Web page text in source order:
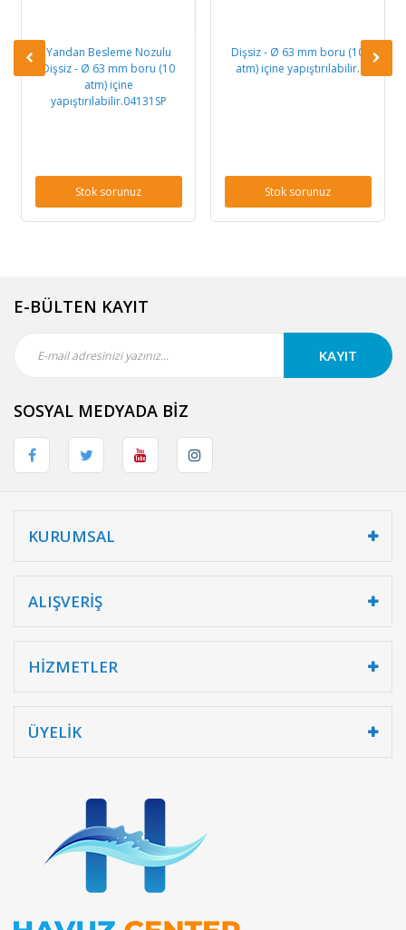
Yandan Besleme Nozulu
Dişsiz - Ø 63 mm boru (10
atm) içine
yapıştırılabilir.04131SP
Stok sorunuz
Dişsiz - Ø 63 mm boru (10
atm) içine yapıştırılabilir.
Stok sorunuz
E-BÜLTEN KAYIT
KAYIT
SOSYAL MEDYADA BİZ
KURUMSAL
ALIŞVERİŞ
HİZMETLER
ÜYELİK